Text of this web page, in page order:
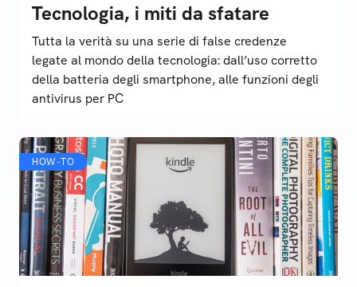
Tecnologia, i miti da sfatare
Tutta la verità su una serie di false credenze
legate al mondo della tecnologia: dall’uso corretto
della batteria degli smartphone, alle funzioni degli
antivirus per PC
HOW-TO